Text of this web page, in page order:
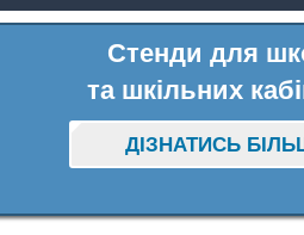
Стенди для
та шкільних
ДІЗНАТИСЬ